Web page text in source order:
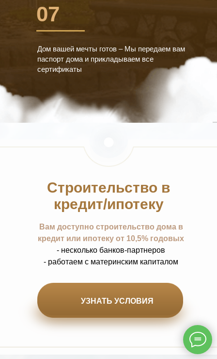
07
Дом вашей мечты готов – Мы передаем вам
паспорт дома и прикладываем все
сертификаты
Строительство в
кредит/ипотеку
УЗНАТЬ УСЛОВИЯ
Вам доступно строительство дома в
кредит или ипотеку от 10,5% годовых
- несколько банков-партнеров
- работаем с материнским капиталом